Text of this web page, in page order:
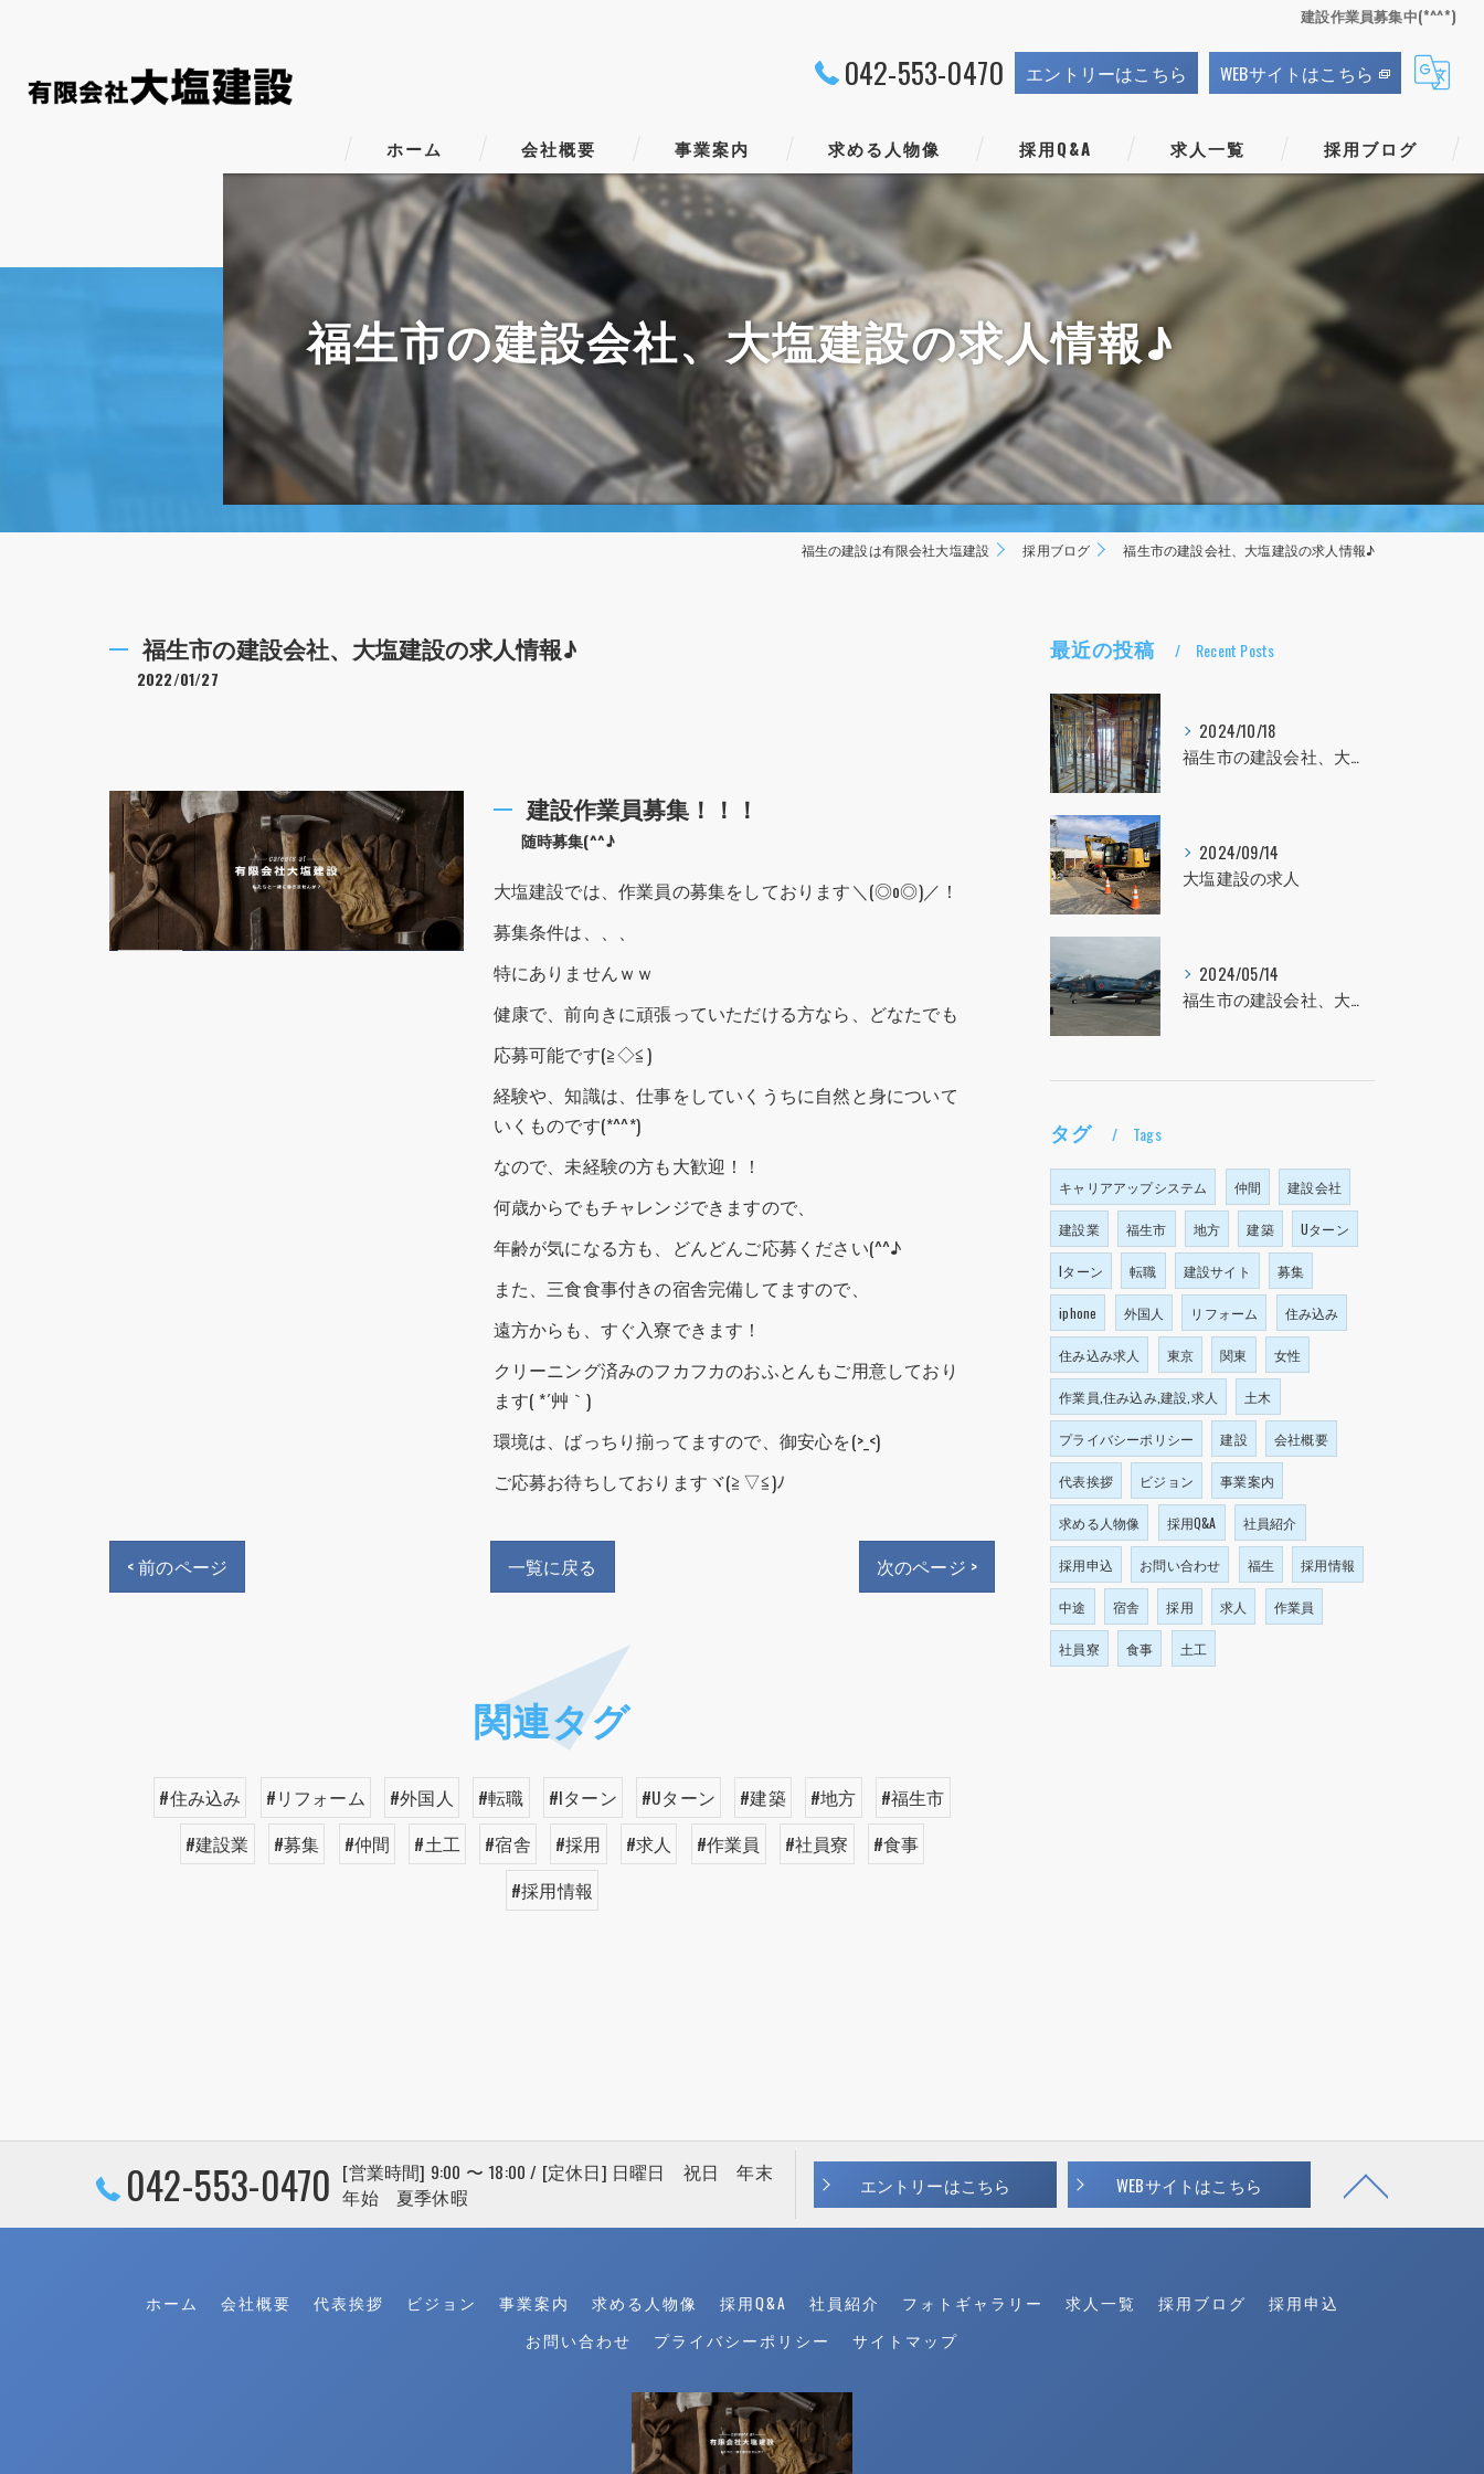
建設作業員募集中(*^^*)
042-553-0470 エントリーはこちら WEBサイトはこちら
ホーム 会社概要
代表挨拶
ビジョン
事業案内 求める人物像 採用Q&A 求人一覧 採用ブログ
福生市の建設会社、大塩建設の求人情報♪
福生の建設は有限会社大塩建設 採用ブログ 福生市の建設会社、大塩建設の求人情報♪
福生市の建設会社、大塩建設の求人情報♪
2022/01/27
建設作業員募集！！！
随時募集(^^♪
大塩建設では、作業員の募集をしております＼(◎o◎)／！
募集条件は、、、
特にありませんｗｗ
健康で、前向きに頑張っていただける方なら、どなたでも
応募可能です(≧◇≦)
経験や、知識は、仕事をしていくうちに自然と身について
いくものです(*^^*)
なので、未経験の方も大歓迎！！
何歳からでもチャレンジできますので、
年齢が気になる方も、どんどんご応募ください(^^♪
また、三食食事付きの宿舎完備してますので、
遠方からも、すぐ入寮できます！
クリーニング済みのフカフカのおふとんもご用意しており
ます( *´艸｀)
環境は、ばっちり揃ってますので、御安心を(>_<)
ご応募お待ちしておりますヾ(≧▽≦)ﾉ
< 前のページ 一覧に戻る 次のページ >
関連タグ
#住み込み #リフォーム #外国人 #転職 #Iターン #Uターン #建築 #地方
#福生市
#建設業
#募集 #仲間 #土工 #宿舎 #採用 #求人 #作業員 #社員寮
#食事
#採用情報
最近の投稿 Recent Posts
2024/10/18
福生市の建設会社、大塩建設の求人！！！
2024/09/14
大塩建設の求人
2024/05/14
福生市の建設会社、大塩建設の求人！！！
タグ Tags
キャリアアップシステム 仲間 建設会社
建設業 福生市 地方 建築 Uターン
Iターン 転職 建設サイト 募集
iphone 外国人 リフォーム 住み込み
住み込み求人 東京 関東 女性
作業員,住み込み,建設,求人 土木
プライバシーポリシー 建設 会社概要
代表挨拶 ビジョン 事業案内
求める人物像 採用Q&A 社員紹介
採用申込 お問い合わせ 福生 採用情報
中途 宿舎 採用 求人 作業員
社員寮 食事 土工
042-553-0470 [営業時間] 9:00 〜 18:00 / [定休日] 日曜日 祝日 年末
年始 夏季休暇
エントリーはこちら WEBサイトはこちら
ホーム 会社概要 代表挨拶 ビジョン 事業案内 求める人物像 採用Q&A 社員紹介 フォトギャラリー 求人一覧 採用ブログ
採用申込
お問い合わせ
プライバシーポリシー サイトマップ